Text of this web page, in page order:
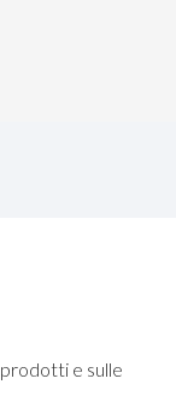
e sulle